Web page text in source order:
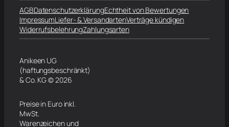
AGBDatenschutzerklärungEchtheit von Bewertungen
ImpressumLiefer- & VersandartenVerträge kündigen
WiderrufsbelehrungZahlungsarten
Anikeen UG
(haftungsbeschränkt)
& Co. KG © 2026
Preise in Euro inkl.
MwSt.
Warenzeichen und